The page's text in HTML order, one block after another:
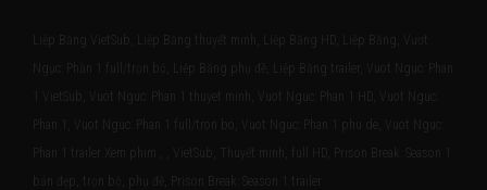
Liệp Băng VietSub, Liệp Băng thuyết minh, Liệp Băng HD, Liệp Băng, Vượt
Ngục: Phần 1 full/trọn bộ, Liệp Băng phụ đề, Liệp Băng trailer, Vuot Nguc: Phan
1 VietSub, Vuot Nguc: Phan 1 thuyet minh, Vuot Nguc: Phan 1 HD, Vuot Nguc:
Phan 1, Vuot Nguc: Phan 1 full/tron bo, Vuot Nguc: Phan 1 phu de, Vuot Nguc:
Phan 1 trailer Xem phim , , VietSub, Thuyết minh, full HD, Prison Break: Season 1
bản đẹp, trọn bộ, phụ đề, Prison Break: Season 1 trailer